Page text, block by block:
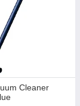
Cleaner